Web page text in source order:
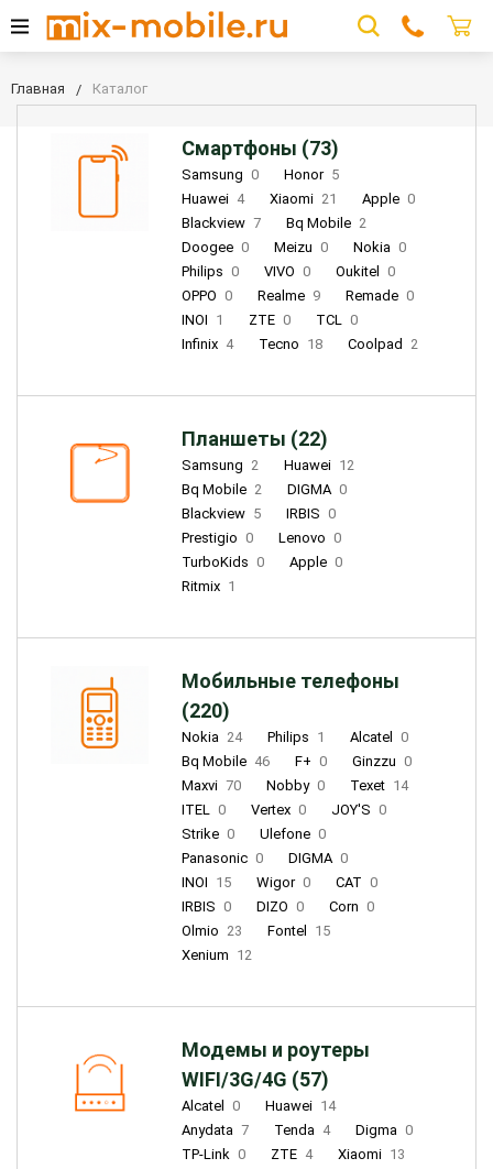
Главная Каталог
Смартфоны (73)
Samsung 0 Honor 5
Huawei 4 Xiaomi 21 Apple 0
Blackview 7 Bq Mobile 2
Doogee 0 Meizu 0 Nokia 0
Philips 0 VIVO 0 Oukitel
0
OPPO 0 Realme 9 Remade 0
INOI 1 ZTE 0 TCL 0
Infinix 4 Tecno 18 Coolpad 2
Планшеты (22)
Samsung 2 Huawei 12
Bq Mobile 2 DIGMA 0
Blackview 5 IRBIS 0
Prestigio 0 Lenovo 0
TurboKids 0 Apple 0
Ritmix 1
Мобильные телефоны
(220)
Nokia 24 Philips 1 Alcatel
0
Bq Mobile 46 F+ 0 Ginzzu 0
Maxvi 70 Nobby 0 Texet 14
ITEL 0 Vertex 0 JOY'S 0
Strike 0 Ulefone 0
Panasonic 0 DIGMA 0
INOI 15 Wigor 0 CAT 0
IRBIS 0 DIZO 0 Corn 0
Olmio 23 Fontel
15
Xenium 12
Модемы и роутеры
WIFI/3G/4G (57)
Alcatel 0 Huawei 14
Anydata 7 Tenda 4 Digma 0
TP-Link 0 ZTE 4 Xiaomi 13